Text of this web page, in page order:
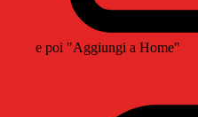
e poi "Aggiungi a Home"